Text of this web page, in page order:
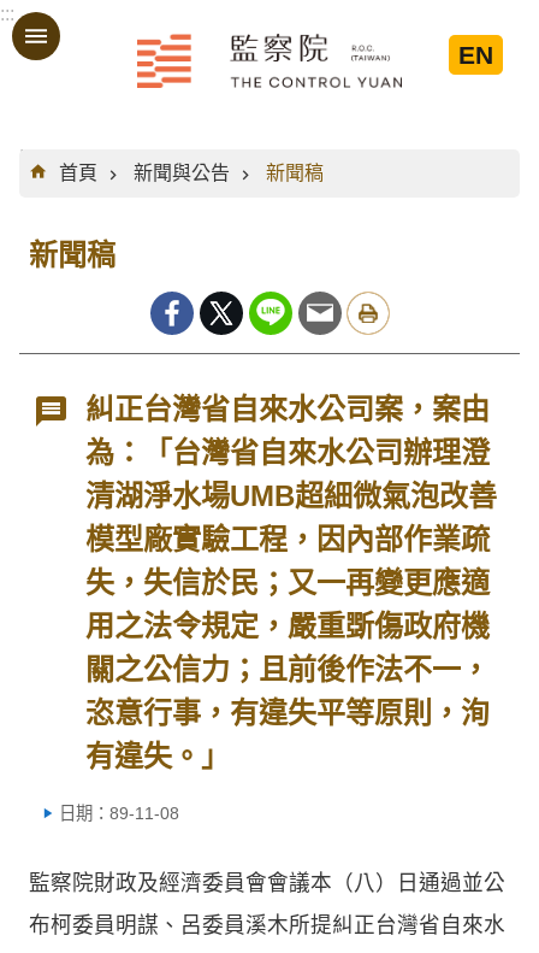
跳到主要內容區塊
:::
EN
:::
首頁
新聞與公告 新聞稿
新聞稿
糾正台灣省自來水公司案，案由
為：「台灣省自來水公司辦理澄
清湖淨水場UMB超細微氣泡改善
模型廠實驗工程，因內部作業疏
失，失信於民；又一再變更應適
用之法令規定，嚴重斲傷政府機
關之公信力；且前後作法不一，
恣意行事，有違失平等原則，洵
有違失。」
日期：89-11-08
監察院財政及經濟委員會會議本（八）日通過並公
布柯委員明謀、呂委員溪木所提糾正台灣省自來水